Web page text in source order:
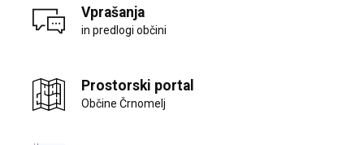
Vprašanja
in predlogi občini
Prostorski portal
Občine Črnomelj